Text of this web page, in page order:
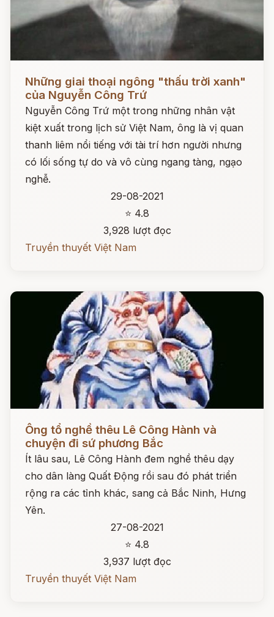
Những giai thoại ngông "thấu trời xanh"
của Nguyễn Công Trứ
Nguyễn Công Trứ một trong những nhân vật
kiệt xuất trong lịch sử Việt Nam, ông là vị quan
thanh liêm nổi tiếng với tài trí hơn người nhưng
có lối sống tự do và vô cùng ngang tàng, ngạo
nghễ.
29-08-2021
⭐ 4.8
3,928 lượt đọc
Truyền thuyết Việt Nam
Đọc ngay
Ông tổ nghề thêu Lê Công Hành và
chuyện đi sứ phương Bắc
Ít lâu sau, Lê Công Hành đem nghề thêu dạy
cho dân làng Quất Động rồi sau đó phát triển
rộng ra các tỉnh khác, sang cả Bắc Ninh, Hưng
Yên.
27-08-2021
⭐ 4.8
3,937 lượt đọc
Truyền thuyết Việt Nam